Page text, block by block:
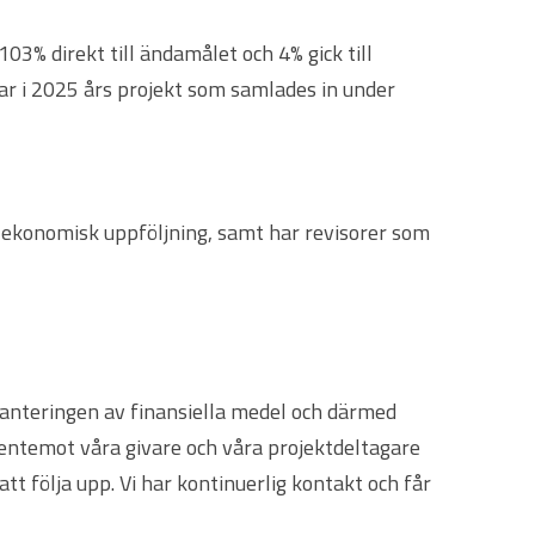
direkt till ändamålet och 4% gick till
i 2025 års projekt som samlades in under
uppföljning, samt har revisorer som
av finansiella medel och därmed
våra givare och våra projektdeltagare
följa upp. Vi har kontinuerlig kontakt och får